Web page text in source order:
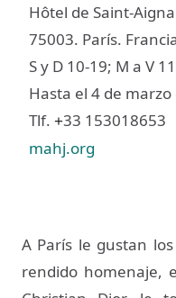
Hôtel de Saint-
75003. París.
S y D 10-19; M a V
Hasta el 4 de marzo
Tlf. +33 153018653
mahj.org
A París le gustan
rendido homenaje,